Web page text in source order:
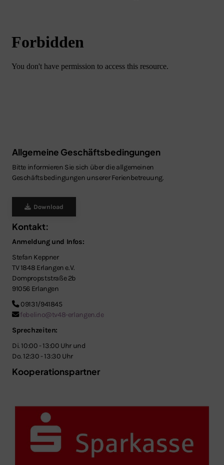
Allgemeine Geschäftsbedingungen
Bitte informieren Sie sich über die allgemeinen
Geschäftsbedingungen unserer Ferienbetreuung.
Download
Kontakt:
Anmeldung und Infos:
Stefan Keppner
TV 1848 Erlangen e.V.
Dompropststraße 2b
91056 Erlangen
09131/941845
febelino@tv48-erlangen.de
Sprechzeiten:
Di. 10:00 - 13:00 Uhr und
Do. 12:30 - 13:30 Uhr
Kooperationspartner